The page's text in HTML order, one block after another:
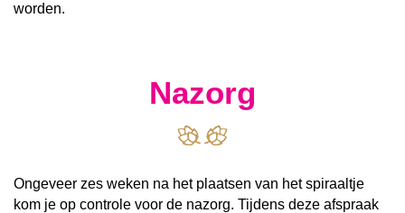
worden.
Nazorg
Ongeveer zes weken na het plaatsen van het spiraaltje
kom je op controle voor de nazorg. Tijdens deze afspraak